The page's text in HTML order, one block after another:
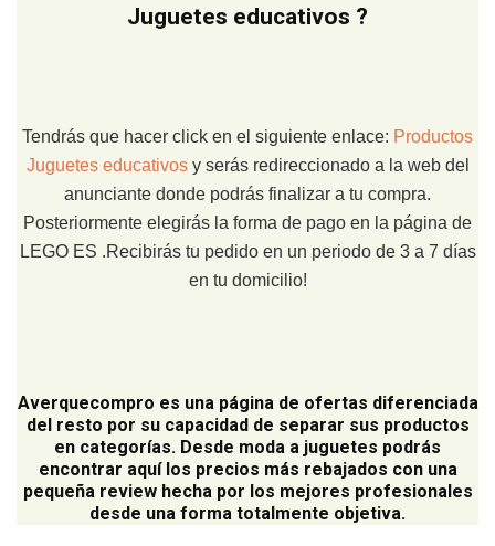
Juguetes educativos ?
Tendrás que hacer click en el siguiente enlace: Productos
Juguetes educativos y serás redireccionado a la web del
anunciante donde podrás finalizar a tu compra.
Posteriormente elegirás la forma de pago en la página de
LEGO ES .Recibirás tu pedido en un periodo de 3 a 7 días
en tu domicilio!
Averquecompro es una página de ofertas diferenciada
del resto por su capacidad de separar sus productos
en categorías. Desde moda a juguetes podrás
encontrar aquí los precios más rebajados con una
pequeña review hecha por los mejores profesionales
desde una forma totalmente objetiva.